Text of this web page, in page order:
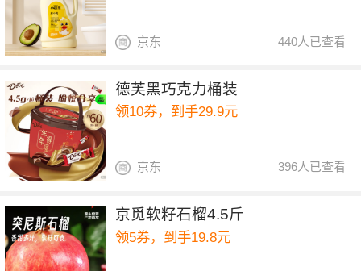
440人已查看
京东
德芙黑巧克力桶装
领10券，到手29.9元
396人已查看
京东
京觅软籽石榴4.5斤
领5券，到手19.8元